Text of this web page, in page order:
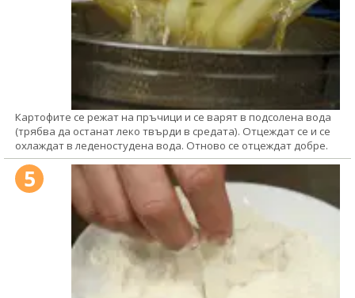
Картофите се режат на пръчици и се варят в подсолена вода
(трябва да останат леко твърди в средата). Отцеждат се и се
охлаждат в леденостудена вода. Отново се отцеждат добре.
5